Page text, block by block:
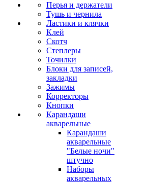
Перья и держатели
Тушь и чернила
Ластики и клячки
Клей
Скотч
Степлеры
Точилки
Блоки для записей,
закладки
Зажимы
Корректоры
Кнопки
Карандаши
акварельные
Карандаши
акварельные
"Белые ночи"
штучно
Наборы
акварельных